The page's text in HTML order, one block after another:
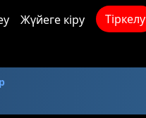
Жүйеге кіру Тіркелу